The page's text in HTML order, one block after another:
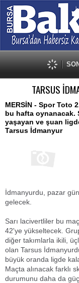
TARSUS
MERSİN - Spor Toto
bu hafta oynanacak.
yaşayan ve şuan
Tarsus İdmanyur
İdmanyurdu, pazar
gelecek.
Sarı lacivertliler bu
42'ye yükseltecek.
diğer takımlarla ikili,
olan Tarsus
büyük oranda ligde
Maçta alınacak farklı
durumunu daha da